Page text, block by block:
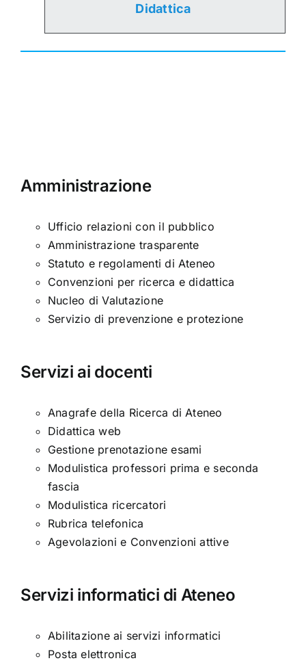
Didattica
Amministrazione
Ufficio relazioni con il pubblico
Amministrazione trasparente
Statuto e regolamenti di Ateneo
Convenzioni per ricerca e didattica
Nucleo di Valutazione
Servizio di prevenzione e protezione
Servizi ai docenti
Anagrafe della Ricerca di Ateneo
Didattica web
Gestione prenotazione esami
Modulistica professori prima e seconda
fascia
Modulistica ricercatori
Rubrica telefonica
Agevolazioni e Convenzioni attive
Servizi informatici di Ateneo
Abilitazione ai servizi informatici
Posta elettronica